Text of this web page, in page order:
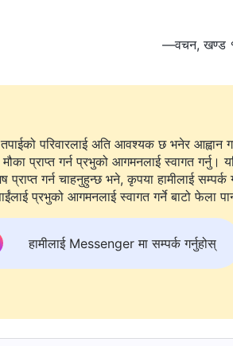
—वचन, खण्ड
परिवारलाई अति आवश्यक छ भनेर आह्वान
मौका प्राप्त गर्न प्रभुको आगमनलाई स्वागत गर्नु।
प्राप्त गर्न चाहनुहुन्छ भने, कृपया हामीलाई सम्पर्क
प्रभुको आगमनलाई स्वागत गर्ने बाटो फेला
हामीलाई Messenger मा सम्पर्क गर्नुहोस्